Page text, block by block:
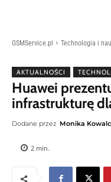
GSMService.pl Technologia i
AKTUALNOŚCI
Huawei
infrastrukturę
Dodane przez Monika
2 min.